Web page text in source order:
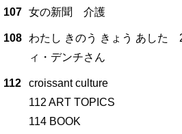
107 女の新聞 介護
108
わたし きのう きょう あし
ィ・デンチさん
112
croissant culture
112 ART TOPICS
114 BOOK